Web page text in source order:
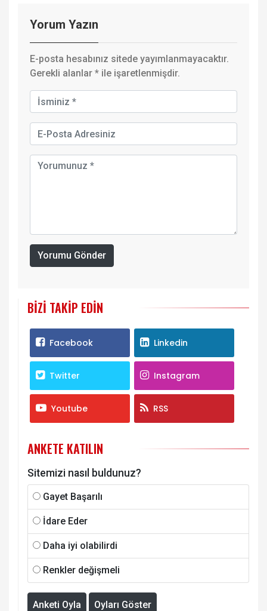
Yorum Yazın
E-posta hesabınız sitede yayımlanmayacaktır.
Gerekli alanlar * ile işaretlenmişdir.
Yorumu Gönder
BIZI TAKIP EDIN
Facebook Linkedin
Twitter Instagram
Youtube RSS
ANKETE KATILIN
Sitemizi nasıl buldunuz?
Gayet Başarılı
İdare Eder
Daha iyi olabilirdi
Renkler değişmeli
Anketi Oyla Oyları Göster